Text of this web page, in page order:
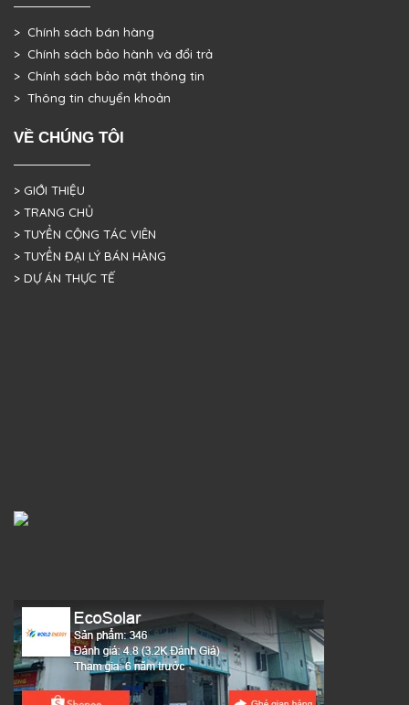
> Chính sách bán hàng
> Chính sách bảo hành và đổi trả
> Chính sách bảo mật thông tin
> Thông tin chuyển khoản
VỀ CHÚNG TÔI
> GIỚI THIỆU
> TRANG CHỦ
> TUYỂN CỘNG TÁC VIÊN
> TUYỂN ĐẠI LÝ BÁN HÀNG
> DỰ ÁN THỰC TẾ